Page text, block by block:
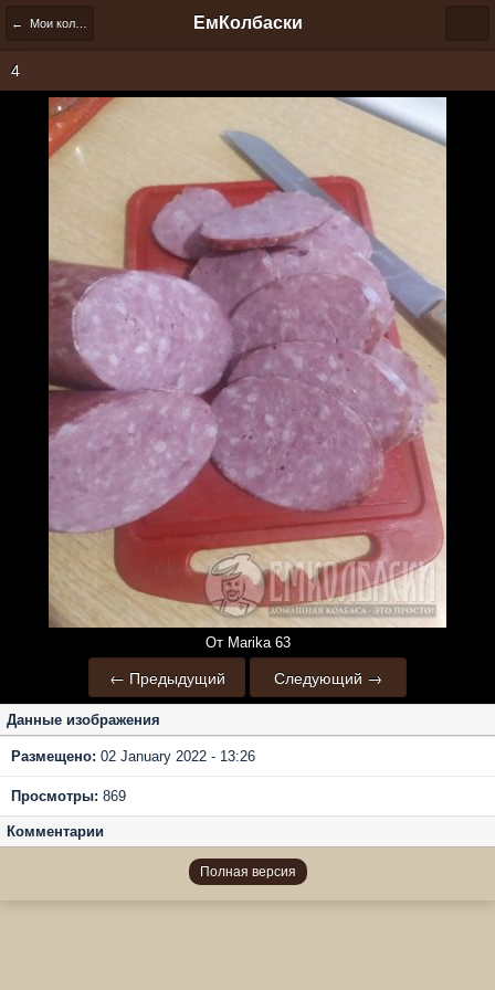
← Мои колбаски ЕмКолбаски
4
От Marika 63
← Предыдущий Следующий →
Данные изображения
Размещено: 02 January 2022 - 13:26
Просмотры: 869
Комментарии
Полная версия